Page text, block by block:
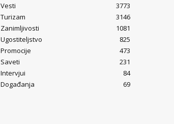
Vesti
3773
Turizam
3146
Zanimljivosti
1081
Ugostiteljstvo
825
Promocije
473
Saveti
231
Intervjui
84
Događanja
69